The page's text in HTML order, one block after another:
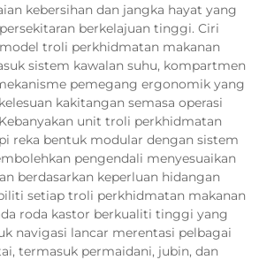
kebersihan dan jangka hayat yang
berkelajuan tinggi. Ciri
troli perkhidmatan makanan
sistem kawalan suhu, kompartmen
pemegang ergonomik yang
kakitangan semasa operasi
unit troli perkhidmatan
reka bentuk modular dengan sistem
pengendali menyesuaikan
berdasarkan keperluan hidangan
setiap troli perkhidmatan makanan
roda kastor berkualiti tinggi yang
navigasi lancar merentasi pelbagai
termasuk permaidani, jubin, dan